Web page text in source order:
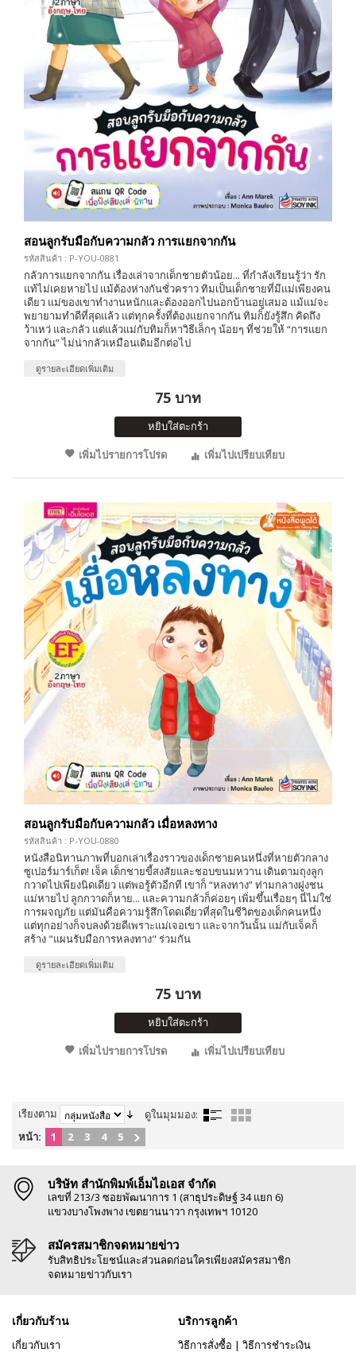
สอนลูกรับมือกับความกลัว การแยกจากกัน
รหัสสินค้า : P-YOU-0881
กลัวการแยกจากกัน เรื่องเล่าจากเด็กชายตัวน้อย... ที่กำลังเรียนรู้ว่า รัก
แท้ไม่เคยหายไป แม้ต้องห่างกันชั่วคราว ทิมเป็นเด็กชายที่มีแม่เพียงคน
เดียว แม่ของเขาทำงานหนักและต้องออกไปนอกบ้านอยู่เสมอ แม้แม่จะ
พยายามทำดีที่สุดแล้ว แต่ทุกครั้งที่ต้องแยกจากกัน ทิมก็ยังรู้สึก คิดถึง
ว้าเหว่ และกลัว แต่แล้วแม่กับทิมก็หาวิธีเล็กๆ น้อยๆ ที่ช่วยให้ “การแยก
จากกัน” ไม่น่ากลัวเหมือนเดิมอีกต่อไป
ดูรายละเอียดเพิ่มเติม
75 บาท
หยิบใส่ตะกร้า
เพิ่มไปรายการโปรด
เพิ่มไปเปรียบเทียบ
สอนลูกรับมือกับความกลัว เมื่อหลงทาง
รหัสสินค้า : P-YOU-0880
หนังสือนิทานภาพที่บอกเล่าเรื่องราวของเด็กชายคนหนึ่งที่หายตัวกลาง
ซูเปอร์มาร์เก็ต! เจ็ค เด็กชายขี้สงสัยและชอบขนมหวาน เดินตามถุงลูก
กวาดไปเพียงนิดเดียว แต่พอรู้ตัวอีกที เขาก็ “หลงทาง” ท่ามกลางฝูงชน
แม่หายไป ลูกกวาดก็หาย... และความกลัวก็ค่อยๆ เพิ่มขึ้นเรื่อยๆ นี่ไม่ใช่
การผจญภัย แต่มันคือความรู้สึกโดดเดี่ยวที่สุดในชีวิตของเด็กคนหนึ่ง
แต่ทุกอย่างก็จบลงด้วยดีเพราะแม่เจอเขา และจากวันนั้น แม่กับเจ็คก็
สร้าง "แผนรับมือการหลงทาง" ร่วมกัน
ดูรายละเอียดเพิ่มเติม
75 บาท
หยิบใส่ตะกร้า
เพิ่มไปรายการโปรด
เพิ่มไปเปรียบเทียบ
เรียงตาม
ดูในมุมมอง:
หน้า:
1 2 3 4 5
บริษัท สำนักพิมพ์เอ็มไอเอส จำกัด
เลขที่ 213/3 ซอยพัฒนาการ 1 (สาธุประดิษฐ์ 34 แยก 6)
แขวงบางโพงพาง เขตยานนาวา กรุงเทพฯ 10120
สมัครสมาชิกจดหมายข่าว
รับสิทธิประโยชน์และส่วนลดก่อนใครเพียงสมัครสมาชิก
จดหมายข่าวกับเรา
เกี่ยวกับร้าน
เกี่ยวกับเรา
บริการลูกค้า
วิธีการสั่งซื้อ | วิธีการชำระเงิน